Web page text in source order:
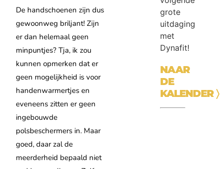
De handschoenen zijn dus
gewoonweg briljant! Zijn
er dan helemaal geen
minpuntjes? Tja, ik zou
kunnen opmerken dat er
geen mogelijkheid is voor
handenwarmertjes en
eveneens zitten er geen
ingebouwde
polsbeschermers in. Maar
goed, daar zal de
meerderheid bepaald niet
grote
uitdaging
met
Dynafit!
NAAR
DE
KALENDER〉